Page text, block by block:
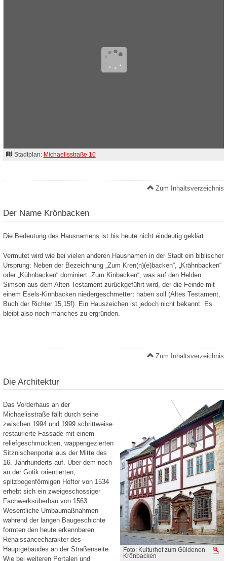
Stadtplan: Michaelisstraße 10
Zum Inhaltsverzeichnis
Der Name Krönbacken
Die Bedeutung des Hausnamens ist bis heute nicht eindeutig geklärt.
Vermutet wird wie bei vielen anderen Hausnamen in der Stadt ein biblischer
Ursprung: Neben der Bezeichnung „Zum Kren(n)(e)backen“, „Krähnbacken“
oder „Kühnbacken“ dominiert „Zum Kinbacken“, was auf den Helden
Simson aus dem Alten Testament zurückgeführt wird, der die Feinde mit
einem Esels-Kinnbacken niedergeschmettert haben soll (Altes Testament,
Buch der Richter 15,15f). Ein Hauszeichen ist jedoch nicht bekannt. Es
bleibt also noch manches zu ergründen.
Zum Inhaltsverzeichnis
Die Architektur
Foto: Kulturhof zum Güldenen
Krönbacken
Das Vorderhaus an der
Michaelisstraße fällt durch seine
zwischen 1994 und 1999 schrittweise
restaurierte Fassade mit einem
reliefgeschmückten, wappengezierten
Sitznischenportal aus der Mitte des
16. Jahrhunderts auf. Über dem noch
an der Gotik orientierten,
spitzbogenförmigen Hoftor von 1534
erhebt sich ein zweigeschossiger
Fachwerksüberbau von 1563.
Wesentliche Umbaumaßnahmen
während der langen Baugeschichte
formten den heute erkennbaren
Renaissancecharakter des
Hauptgebäudes an der Straßenseite:
Wie bei weiteren Portalen und